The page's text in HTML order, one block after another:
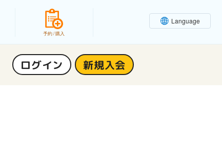
Language
予約 / 購入
ログイン 新規入会